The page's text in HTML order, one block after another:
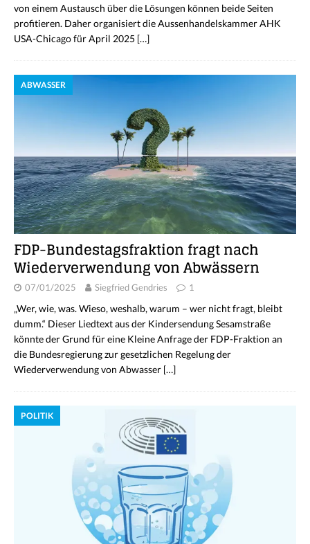
von einem Austausch über die Lösungen können beide Seiten
profitieren. Daher organisiert die Aussenhandelskammer AHK
USA-Chicago für April 2025 […]
ABWASSER
FDP-Bundestagsfraktion fragt nach
Wiederverwendung von Abwässern
07/01/2025 Siegfried Gendries 1
„Wer, wie, was. Wieso, weshalb, warum – wer nicht fragt, bleibt
dumm.“ Dieser Liedtext aus der Kindersendung Sesamstraße
könnte der Grund für eine Kleine Anfrage der FDP-Fraktion an
die Bundesregierung zur gesetzlichen Regelung der
Wiederverwendung von Abwasser […]
POLITIK